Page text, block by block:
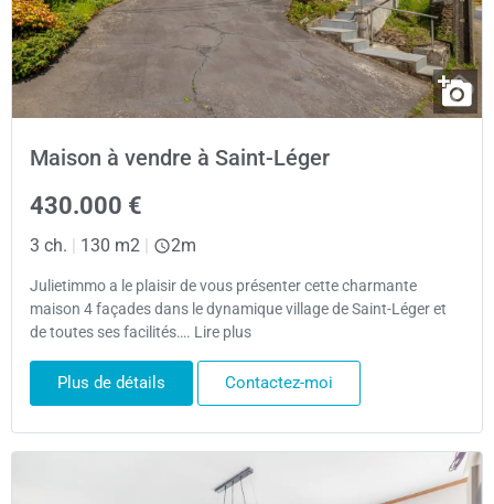
Maison à vendre à Saint-Léger
430.000 €
3 ch. | 130 m2 | 2m
Julietimmo a le plaisir de vous présenter cette charmante
maison 4 façades dans le dynamique village de Saint-Léger et
de toutes ses facilités…. Lire plus
Plus de détails Contactez-moi